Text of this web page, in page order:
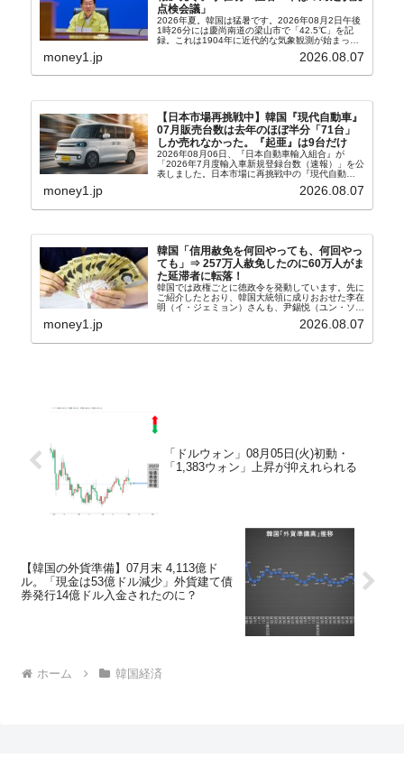
点検会議」
2026年夏。韓国は猛暑です。2026年08月2日午後
1時26分には慶尚南道の梁山市で「42.5℃」を記
録。これは1904年に近代的な気象観測が始まって
ウル市全域への「猛暑重大警報」が発令され...
money1.jp 2026.08.07
【日本市場再挑戦中】韓国『現代自動車』
07月販売台数は去年のほぼ半分「71台」
しか売れなかった。『起亜』は9台だけ
2026年08月06日、『日本自動車輸入組合』が
「2026年7月度輸入車新規登録台数（速報）」を公
表しました。日本市場に再挑戦中の『現代自動
台数はこの中に捉えられているはずです。先月から
money1.jp 2026.08.07
韓国「信用赦免を何回やっても、何回やっ
ても」⇒ 257万人赦免したのに60万人がま
た延滞者に転落！
韓国では政権ごとに徳政令を発動しています。先に
ご紹介したとおり、韓国大統領に成りおおせた李在
明（イ・ジェミョン）さんも、尹錫悦（ユン・ソギ
ョル）前政権が行った――「新出発基金」をバッド
バンクにして不良債権の買い取りを行い、分割償還
money1.jp 2026.08.07
「ドルウォン」08月05日(火)初動・
「1,383ウォン」上昇が抑えれられる
【韓国の外貨準備】07月末 4,113億ド
ル。「現金は53億ドル減少」外貨建て債
券発行14億ドル入金されたのに？
ホーム 韓国経済